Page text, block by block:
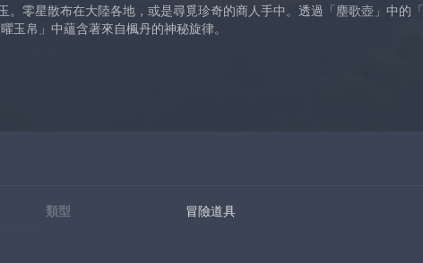
零星散布在大陸各地，或是尋覓珍奇的商人手中。透過「塵歌壺」中的
玉帛」中蘊含著來自楓丹的神秘旋律。
類型 冒險道具